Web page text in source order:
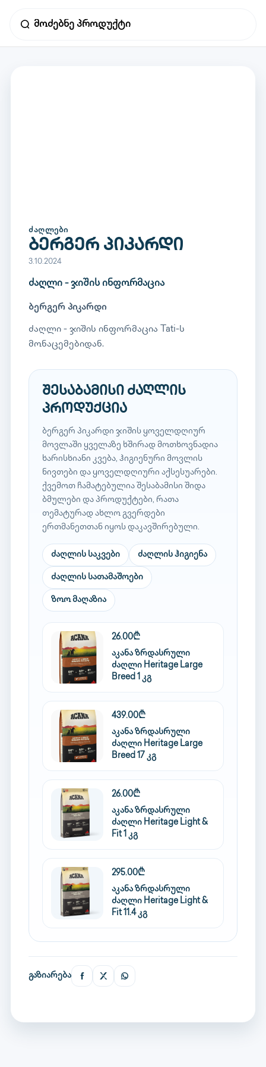
ᲫᲐᲦᲚᲔᲑᲘ
ბერგერ პიკარდი
3.10.2024
ძაღლი - ჯიშის ინფორმაცია
ბერგერ პიკარდი
ძაღლი - ჯიშის ინფორმაცია Tati-ს
მონაცემებიდან.
შესაბამისი ძაღლის
პროდუქცია
ბერგერ პიკარდი ჯიშის ყოველდღიურ
მოვლაში ყველაზე ხშირად მოთხოვნადია
ხარისხიანი კვება, ჰიგიენური მოვლის
ნივთები და ყოველდღიური აქსესუარები.
ქვემოთ ჩამატებულია შესაბამისი შიდა
ბმულები და პროდუქტები, რათა
თემატურად ახლო გვერდები
ერთმანეთთან იყოს დაკავშირებული.
ძაღლის საკვები ძაღლის ჰიგიენა
ძაღლის სათამაშოები
ზოო მაღაზია
26.00₾
აკანა ზრდასრული
ძაღლი Heritage Large
Breed 1 კგ
439.00₾
აკანა ზრდასრული
ძაღლი Heritage Large
Breed 17 კგ
26.00₾
აკანა ზრდასრული
ძაღლი Heritage Light &
Fit 1 კგ
295.00₾
აკანა ზრდასრული
ძაღლი Heritage Light &
Fit 11.4 კგ
გაზიარება